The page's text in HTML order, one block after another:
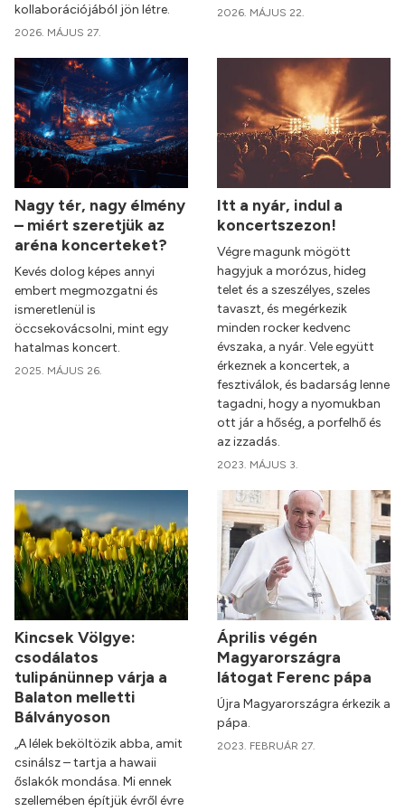
kollaborációjából jön létre.
2026. MÁJUS 27.
2026. MÁJUS 22.
Nagy tér, nagy élmény
– miért szeretjük az
aréna koncerteket?
Kevés dolog képes annyi
embert megmozgatni és
ismeretlenül is
öccsekovácsolni, mint egy
hatalmas koncert.
2025. MÁJUS 26.
Itt a nyár, indul a
koncertszezon!
Végre magunk mögött
hagyjuk a morózus, hideg
telet és a szeszélyes, szeles
tavaszt, és megérkezik
minden rocker kedvenc
évszaka, a nyár. Vele együtt
érkeznek a koncertek, a
fesztiválok, és badarság lenne
tagadni, hogy a nyomukban
ott jár a hőség, a porfelhő és
az izzadás.
2023. MÁJUS 3.
Kincsek Völgye:
csodálatos
tulipánünnep várja a
Balaton melletti
Bálványoson
„A lélek beköltözik abba, amit
csinálsz – tartja a hawaii
őslakók mondása. Mi ennek
szellemében építjük évről évre
Április végén
Magyarországra
látogat Ferenc pápa
Újra Magyarországra érkezik a
pápa.
2023. FEBRUÁR 27.